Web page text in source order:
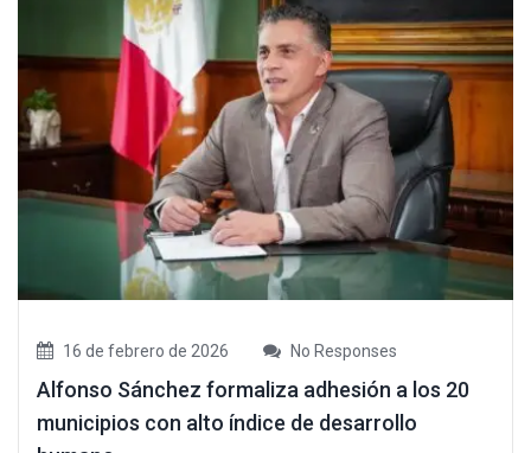
16 de febrero de 2026 No Responses
Alfonso Sánchez formaliza adhesión a los 20
municipios con alto índice de desarrollo